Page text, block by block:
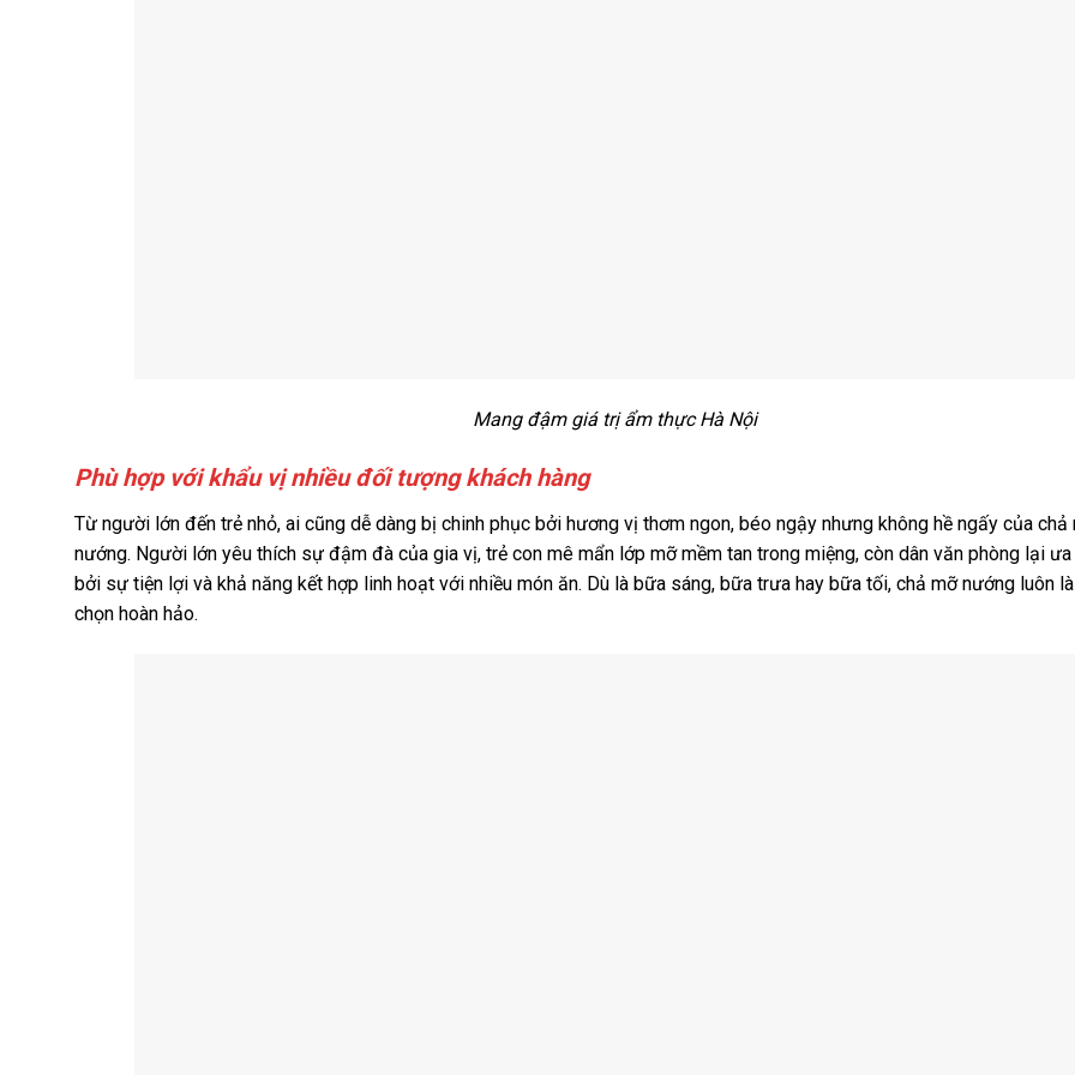
Mang đậm giá trị ẩm thực Hà Nội
Phù hợp với khẩu vị nhiều đối tượng khách hàng
Từ người lớn đến trẻ nhỏ, ai cũng dễ dàng bị chinh phục bởi hương vị thơm ngon, béo ngậy nhưng không hề ngấy của chả
nướng. Người lớn yêu thích sự đậm đà của gia vị, trẻ con mê mẩn lớp mỡ mềm tan trong miệng, còn dân văn phòng lại
bởi sự tiện lợi và khả năng kết hợp linh hoạt với nhiều món ăn. Dù là bữa sáng, bữa trưa hay bữa tối, chả mỡ nướng luôn
chọn hoàn hảo.